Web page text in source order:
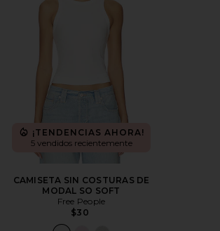
¡TENDENCIAS AHORA!
5 vendidos recientemente
CAMISETA SIN COSTURAS DE
MODAL SO SOFT
Free People
$30